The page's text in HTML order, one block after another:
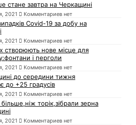
стане завтра на Черкащині
2021 Комментариев нет
Covid-19 за добу на
2021 Комментариев нет
створюють нове місце для
і перголи
2021 Комментариев нет
до середини тижня
до +25 градусів
2021 Комментариев нет
торік,зібрали зерна
2021 Комментариев нет